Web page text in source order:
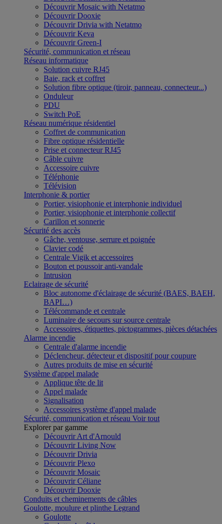
Découvrir Mosaic with Netatmo
Découvrir Dooxie
Découvrir Drivia with Netatmo
Découvrir Keva
Découvrir Green-I
Sécurité, communication et réseau
Réseau informatique
Solution cuivre RJ45
Baie, rack et coffret
Solution fibre optique (tiroir, panneau, connecteur...)
Onduleur
PDU
Switch PoE
Réseau numérique résidentiel
Coffret de communication
Fibre optique résidentielle
Prise et connecteur RJ45
Câble cuivre
Accessoire cuivre
Téléphonie
Télévision
Interphonie & portier
Portier, visiophonie et interphonie individuel
Portier, visiophonie et interphonie collectif
Carillon et sonnerie
Sécurité des accès
Gâche, ventouse, serrure et poignée
Clavier codé
Centrale Vigik et accessoires
Bouton et poussoir anti-vandale
Intrusion
Eclairage de sécurité
Bloc autonome d'éclairage de sécurité (BAES, BAEH,
BAPI…)
Télécommande et centrale
Luminaire de secours sur source centrale
Accessoires, étiquettes, pictogrammes, pièces détachées
Alarme incendie
Centrale d'alarme incendie
Déclencheur, détecteur et dispositif pour coupure
Autres produits de mise en sécurité
Système d'appel malade
Applique tête de lit
Appel malade
Signalisation
Accessoires système d'appel malade
Sécurité, communication et réseau Voir tout
Explorer par gamme
Découvrir Art d'Arnould
Découvrir Living Now
Découvrir Drivia
Découvrir Plexo
Découvrir Mosaic
Découvrir Céliane
Découvrir Dooxie
Conduits et cheminements de câbles
Goulotte, moulure et plinthe Legrand
Goulotte